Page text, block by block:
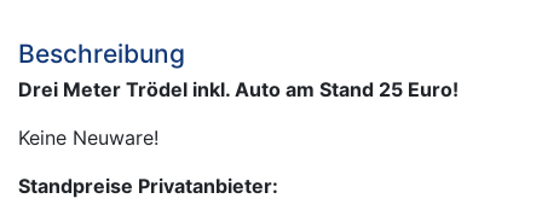
Beschreibung
Drei Meter Trödel inkl. Auto am Stand 25 Euro!
Keine Neuware!
Standpreise Privatanbieter: